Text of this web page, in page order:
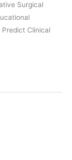
Surgical
Predict Clinical